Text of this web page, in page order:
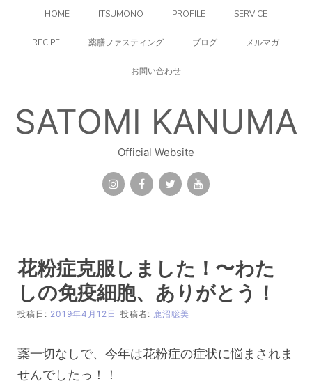
HOME ITSUMONO PROFILE SERVICE
RECIPE 薬膳ファスティング ブログ メルマガ
お問い合わせ
SATOMI KANUMA
Official Website
花粉症克服しました！〜わた
しの免疫細胞、ありがとう！
投稿日: 2019年4月12日 投稿者: 鹿沼聡美
薬一切なしで、今年は花粉症の症状に悩まされま
せんでしたっ！！